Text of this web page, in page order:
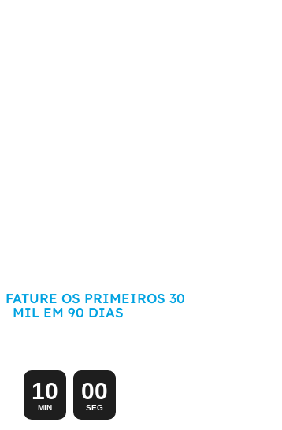
FATURE OS PRIMEIROS 30
MIL EM 90 DIAS
10
MIN
00
SEG